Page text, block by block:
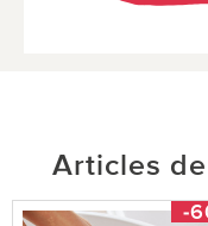
Articles
-